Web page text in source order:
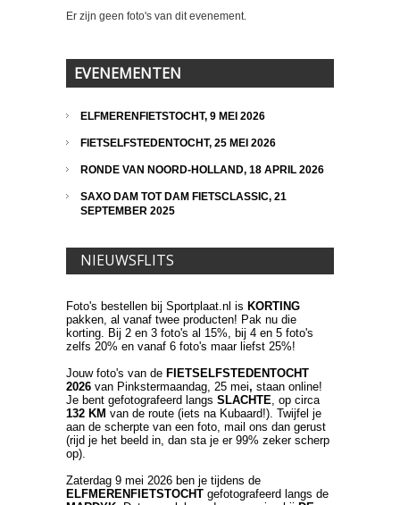
Er zijn geen foto's van dit evenement.
EVENEMENTEN
ELFMERENFIETSTOCHT, 9 MEI 2026
FIETSELFSTEDENTOCHT, 25 MEI 2026
RONDE VAN NOORD-HOLLAND, 18 APRIL 2026
SAXO DAM TOT DAM FIETSCLASSIC, 21
SEPTEMBER 2025
NIEUWSFLITS
Foto's bestellen bij Sportplaat.nl is KORTING
pakken, al vanaf twee producten! Pak nu die
korting. Bij 2 en 3 foto's al 15%, bij 4 en 5 foto's
zelfs 20% en vanaf 6 foto's maar liefst 25%!
Jouw foto's van de FIETSELFSTEDENTOCHT
2026 van Pinkstermaandag, 25 mei, staan online!
Je bent gefotografeerd langs SLACHTE, op circa
132 KM van de route (iets na Kubaard!). Twijfel je
aan de scherpte van een foto, mail ons dan gerust
(rijd je het beeld in, dan sta je er 99% zeker scherp
op).
Zaterdag 9 mei 2026 ben je tijdens de
ELFMERENFIETSTOCHT gefotografeerd langs de